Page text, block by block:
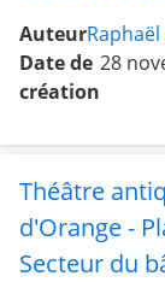
scène et de
avec les
rues sud et
Auteur
Date de
création
28
Théâtre
d'Orange -
Secteur du